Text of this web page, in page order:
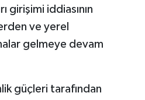
girişimi iddiasının
ve yerel
gelmeye devam
güçleri tarafından